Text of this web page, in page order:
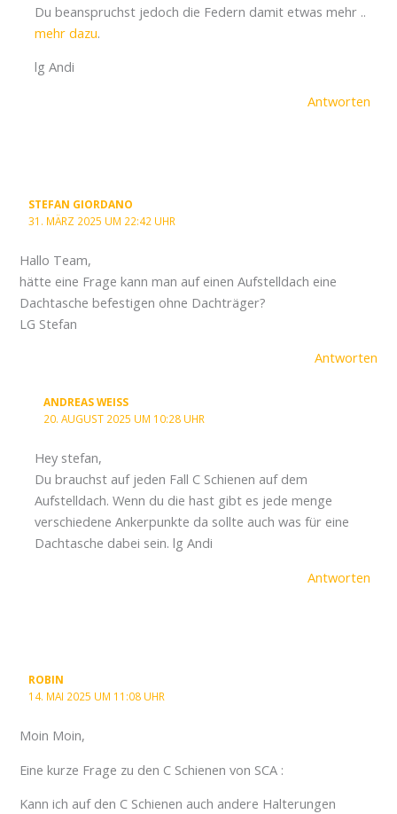
Du beanspruchst jedoch die Federn damit etwas mehr ..
mehr dazu.
lg Andi
Antworten
STEFAN GIORDANO
31. MÄRZ 2025 UM 22:42 UHR
Hallo Team,
hätte eine Frage kann man auf einen Aufstelldach eine
Dachtasche befestigen ohne Dachträger?
LG Stefan
Antworten
ANDREAS WEISS
20. AUGUST 2025 UM 10:28 UHR
Hey stefan,
Du brauchst auf jeden Fall C Schienen auf dem
Aufstelldach. Wenn du die hast gibt es jede menge
verschiedene Ankerpunkte da sollte auch was für eine
Dachtasche dabei sein. lg Andi
Antworten
ROBIN
14. MAI 2025 UM 11:08 UHR
Moin Moin,
Eine kurze Frage zu den C Schienen von SCA :
Kann ich auf den C Schienen auch andere Halterungen